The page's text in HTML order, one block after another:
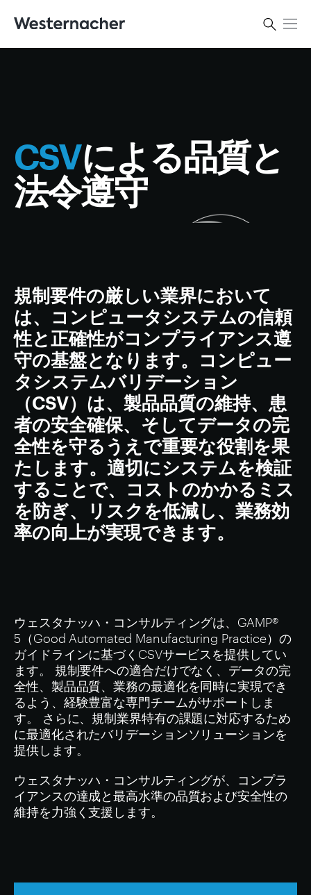
CSVによる品質と
法令遵守
規制要件の厳しい業界において
は、コンピュータシステムの信頼
性と正確性がコンプライアンス遵
守の基盤となります。コンピュー
タシステムバリデーション
（CSV）は、製品品質の維持、患
者の安全確保、そしてデータの完
全性を守るうえで重要な役割を果
たします。適切にシステムを検証
することで、コストのかかるミス
を防ぎ、リスクを低減し、業務効
率の向上が実現できます。
ウェスタナッハ・コンサルティングは、GAMP®
5（Good Automated Manufacturing Practice）の
ガイドラインに基づくCSVサービスを提供してい
ます。 規制要件への適合だけでなく、データの完
全性、製品品質、業務の最適化を同時に実現でき
るよう、経験豊富な専門チームがサポートしま
す。 さらに、規制業界特有の課題に対応するため
に最適化されたバリデーションソリューションを
提供します。
ウェスタナッハ・コンサルティングが、コンプラ
イアンスの達成と最高水準の品質および安全性の
維持を力強く支援します。